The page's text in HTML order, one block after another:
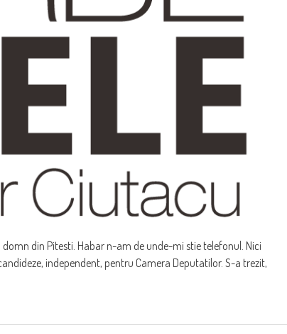
din Pitesti. Habar n-am de unde-mi stie telefonul. Nici
independent, pentru Camera Deputatilor. S-a trezit,